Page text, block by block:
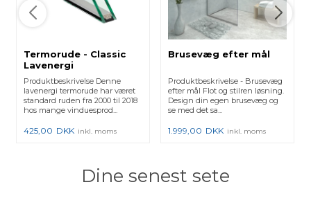
Termorude - Classic
Lavenergi
Produktbeskrivelse Denne
lavenergi termorude har været
standard ruden fra 2000 til 2018
hos mange vinduesprod...
425,00 DKK inkl. moms
Brusevæg efter mål
Produktbeskrivelse - Brusevæg
efter mål Flot og stilren løsning.
Design din egen brusevæg og
se med det sa...
1.999,00 DKK inkl. moms
Dine senest sete